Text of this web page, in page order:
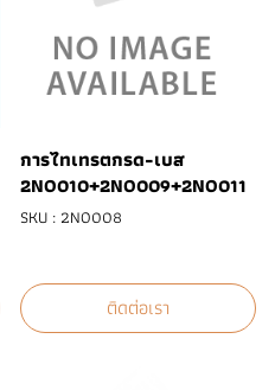
การไทเทรตกรด-เบส
2NO010+2NO009+2NO011
SKU : 2NO008
ติดต่อเรา